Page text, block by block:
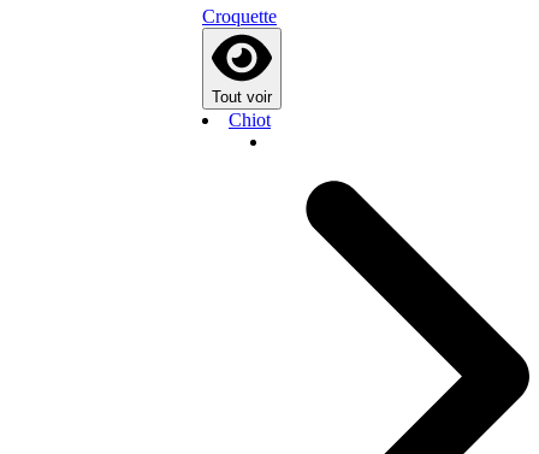
Croquette
Tout voir
Chiot